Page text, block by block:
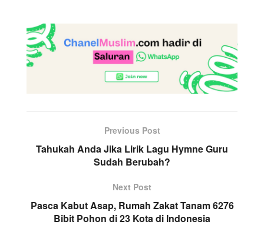
Previous Post
Tahukah Anda Jika Lirik Lagu Hymne Guru
Sudah Berubah?
Next Post
Pasca Kabut Asap, Rumah Zakat Tanam 6276
Bibit Pohon di 23 Kota di Indonesia